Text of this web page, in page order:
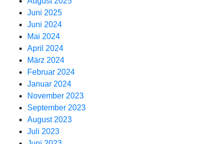
Juni 2025
Juni 2024
Mai 2024
April 2024
März 2024
Februar 2024
Januar 2024
November 2023
September 2023
August 2023
Juli 2023